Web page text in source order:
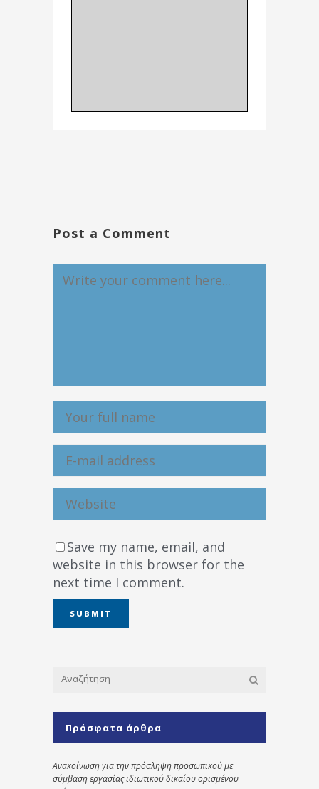
Post a Comment
Save my name, email, and
website in this browser for the
next time I comment.
Πρόσφατα άρθρα
Ανακοίνωση για την πρόσληψη προσωπικού με
σύμβαση εργασίας ιδιωτικού δικαίου ορισμένου